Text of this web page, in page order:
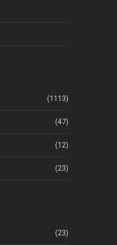
(1113)
(47)
(12)
(23)
(23)